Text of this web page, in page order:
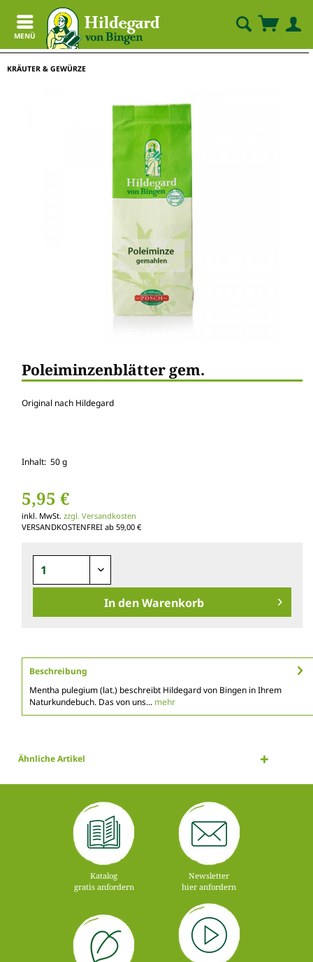
MENÜ
KRÄUTER & GEWÜRZE
Poleiminzenblätter gem.
Original nach Hildegard
Inhalt: 50 g
5,95 €
inkl. MwSt. zzgl. Versandkosten
VERSANDKOSTENFREI ab 59,00 €
In den Warenkorb
Beschreibung
Mentha pulegium (lat.) beschreibt Hildegard von Bingen in Ihrem
Naturkundebuch. Das von uns... mehr
Ähnliche Artikel
Katalog
gratis anfordern
Newsletter
hier anfordern